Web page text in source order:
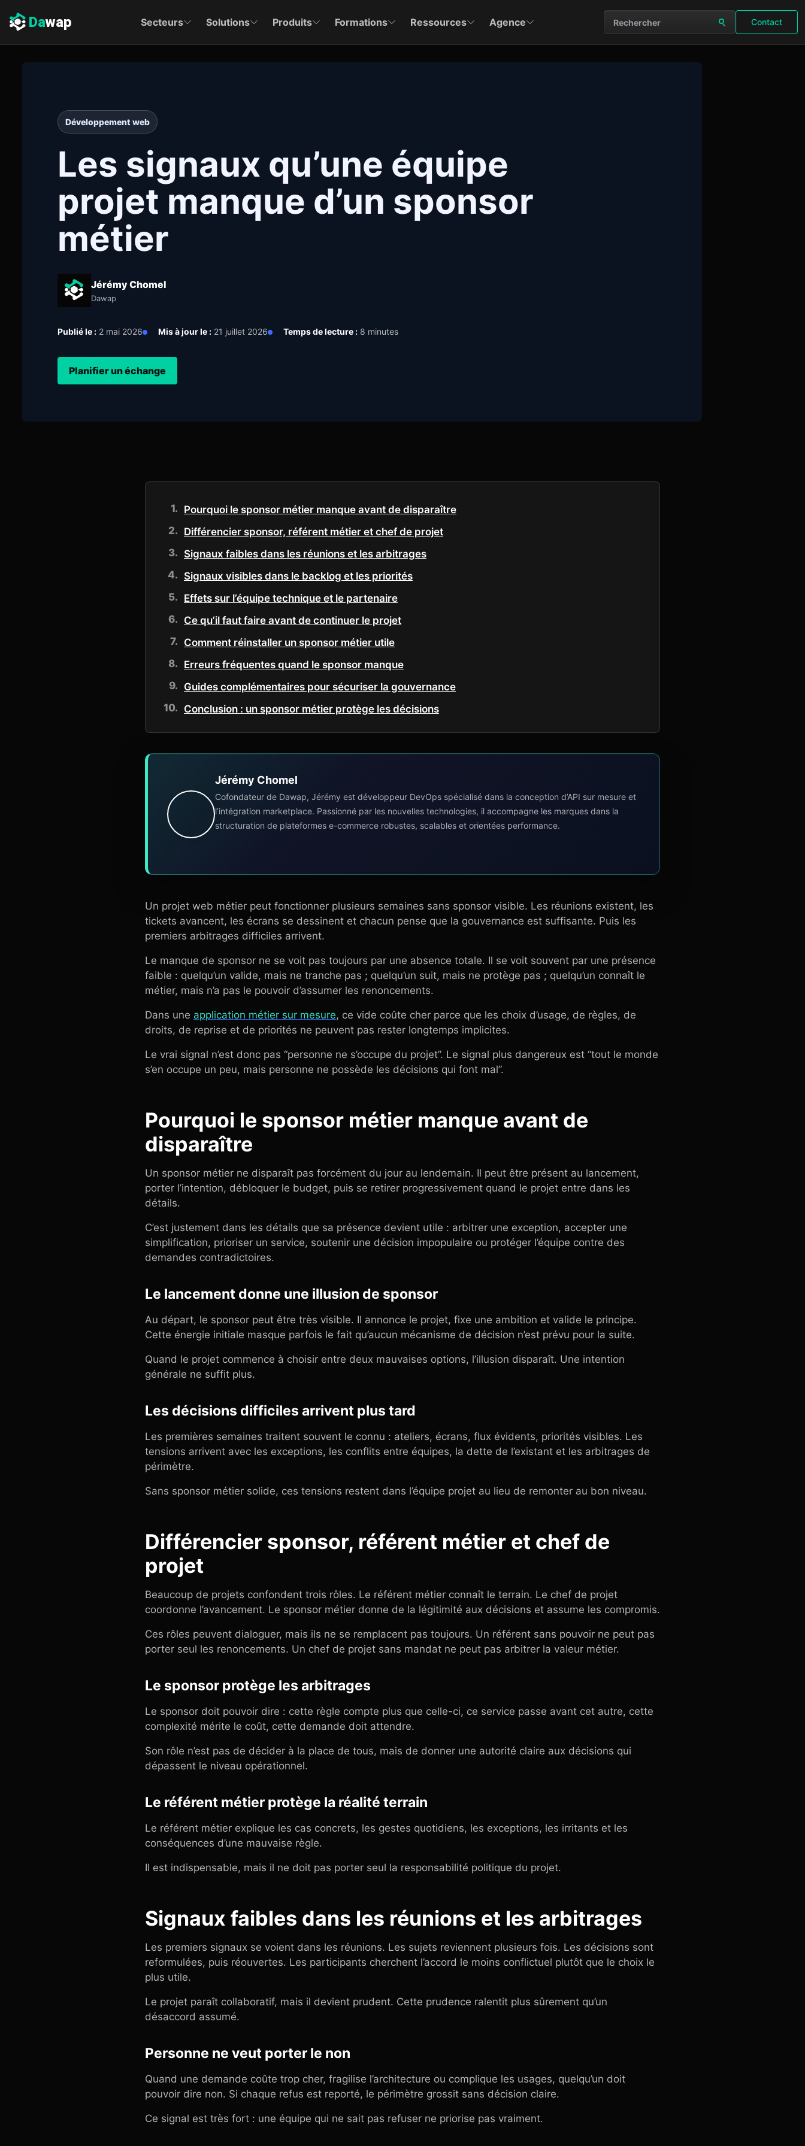
Dawap Secteurs Solutions Produits Formations Ressources Agence
Rechercher sur le site
Contact
Développement web
Les signaux qu’une équipe
projet manque d’un sponsor
métier
Jérémy Chomel
Dawap
Publié le : 2 mai 2026 Mis à jour le : 21 juillet 2026 Temps de lecture : 8 minutes
Planifier un échange
Pourquoi le sponsor métier manque avant de disparaître
Différencier sponsor, référent métier et chef de projet
Signaux faibles dans les réunions et les arbitrages
Signaux visibles dans le backlog et les priorités
Effets sur l’équipe technique et le partenaire
Ce qu’il faut faire avant de continuer le projet
Comment réinstaller un sponsor métier utile
Erreurs fréquentes quand le sponsor manque
Guides complémentaires pour sécuriser la gouvernance
Conclusion : un sponsor métier protège les décisions
Jérémy Chomel
Cofondateur de Dawap, Jérémy est développeur DevOps spécialisé dans la conception d’API sur mesure et
l’intégration marketplace. Passionné par les nouvelles technologies, il accompagne les marques dans la
structuration de plateformes e-commerce robustes, scalables et orientées performance.
Un projet web métier peut fonctionner plusieurs semaines sans sponsor visible. Les réunions existent, les
tickets avancent, les écrans se dessinent et chacun pense que la gouvernance est suffisante. Puis les
premiers arbitrages difficiles arrivent.
Le manque de sponsor ne se voit pas toujours par une absence totale. Il se voit souvent par une présence
faible : quelqu’un valide, mais ne tranche pas ; quelqu’un suit, mais ne protège pas ; quelqu’un connaît le
métier, mais n’a pas le pouvoir d’assumer les renoncements.
Dans une application métier sur mesure, ce vide coûte cher parce que les choix d’usage, de règles, de
droits, de reprise et de priorités ne peuvent pas rester longtemps implicites.
Le vrai signal n’est donc pas “personne ne s’occupe du projet”. Le signal plus dangereux est “tout le monde
s’en occupe un peu, mais personne ne possède les décisions qui font mal”.
Pourquoi le sponsor métier manque avant de
disparaître
Un sponsor métier ne disparaît pas forcément du jour au lendemain. Il peut être présent au lancement,
porter l’intention, débloquer le budget, puis se retirer progressivement quand le projet entre dans les
détails.
C’est justement dans les détails que sa présence devient utile : arbitrer une exception, accepter une
simplification, prioriser un service, soutenir une décision impopulaire ou protéger l’équipe contre des
demandes contradictoires.
Le lancement donne une illusion de sponsor
Au départ, le sponsor peut être très visible. Il annonce le projet, fixe une ambition et valide le principe.
Cette énergie initiale masque parfois le fait qu’aucun mécanisme de décision n’est prévu pour la suite.
Quand le projet commence à choisir entre deux mauvaises options, l’illusion disparaît. Une intention
générale ne suffit plus.
Les décisions difficiles arrivent plus tard
Les premières semaines traitent souvent le connu : ateliers, écrans, flux évidents, priorités visibles. Les
tensions arrivent avec les exceptions, les conflits entre équipes, la dette de l’existant et les arbitrages de
périmètre.
Sans sponsor métier solide, ces tensions restent dans l’équipe projet au lieu de remonter au bon niveau.
Différencier sponsor, référent métier et chef de
projet
Beaucoup de projets confondent trois rôles. Le référent métier connaît le terrain. Le chef de projet
coordonne l’avancement. Le sponsor métier donne de la légitimité aux décisions et assume les compromis.
Ces rôles peuvent dialoguer, mais ils ne se remplacent pas toujours. Un référent sans pouvoir ne peut pas
porter seul les renoncements. Un chef de projet sans mandat ne peut pas arbitrer la valeur métier.
Le sponsor protège les arbitrages
Le sponsor doit pouvoir dire : cette règle compte plus que celle-ci, ce service passe avant cet autre, cette
complexité mérite le coût, cette demande doit attendre.
Son rôle n’est pas de décider à la place de tous, mais de donner une autorité claire aux décisions qui
dépassent le niveau opérationnel.
Le référent métier protège la réalité terrain
Le référent métier explique les cas concrets, les gestes quotidiens, les exceptions, les irritants et les
conséquences d’une mauvaise règle.
Il est indispensable, mais il ne doit pas porter seul la responsabilité politique du projet.
Signaux faibles dans les réunions et les arbitrages
Les premiers signaux se voient dans les réunions. Les sujets reviennent plusieurs fois. Les décisions sont
reformulées, puis réouvertes. Les participants cherchent l’accord le moins conflictuel plutôt que le choix le
plus utile.
Le projet paraît collaboratif, mais il devient prudent. Cette prudence ralentit plus sûrement qu’un
désaccord assumé.
Personne ne veut porter le non
Quand une demande coûte trop cher, fragilise l’architecture ou complique les usages, quelqu’un doit
pouvoir dire non. Si chaque refus est reporté, le périmètre grossit sans décision claire.
Ce signal est très fort : une équipe qui ne sait pas refuser ne priorise pas vraiment.